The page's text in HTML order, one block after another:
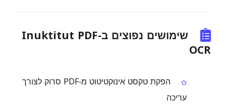
שימושים נפוצים ב‑Inuktitut PDF
OCR
הפקת טקסט אינוקטיטוט מ‑PDF סרוק לצורך
עריכה